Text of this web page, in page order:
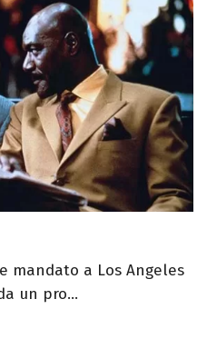
mandato a Los Angeles
un pro...